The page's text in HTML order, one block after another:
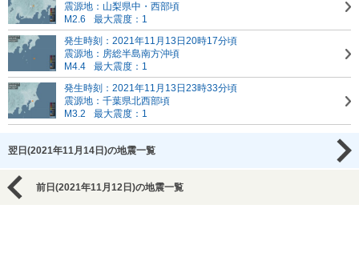
震源地：山梨県中・西部頃
M2.6
最大震度：1
発生時刻：2021年11月13日20時17分頃
震源地：房総半島南方沖頃
M4.4
最大震度：1
発生時刻：2021年11月13日23時33分頃
震源地：千葉県北西部頃
M3.2
最大震度：1
翌日(2021年11月14日)の地震一覧
前日(2021年11月12日)の地震一覧